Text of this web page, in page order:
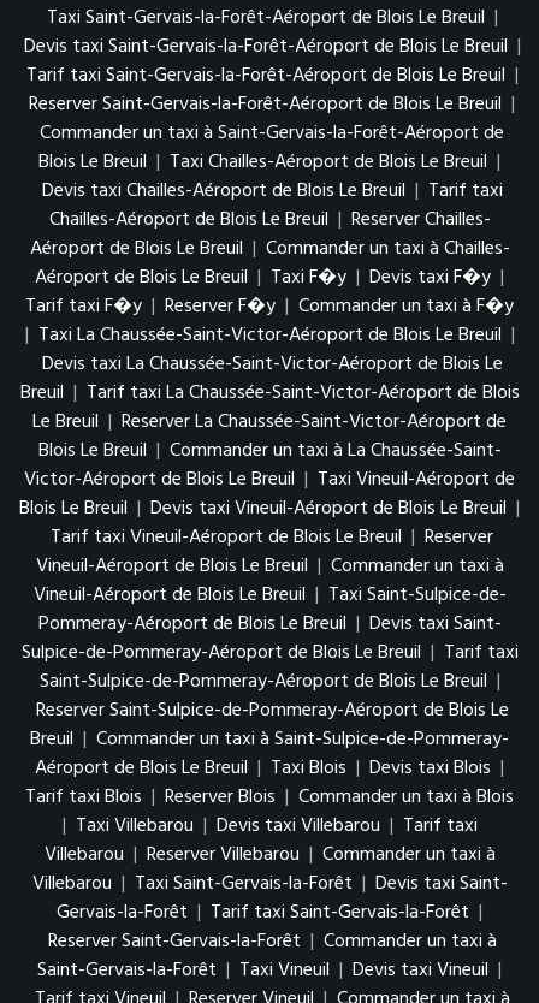
Taxi Saint-Gervais-la-Forêt-Aéroport de Blois Le Breuil |
Devis taxi Saint-Gervais-la-Forêt-Aéroport de Blois Le Breuil |
Tarif taxi Saint-Gervais-la-Forêt-Aéroport de Blois Le Breuil |
Reserver Saint-Gervais-la-Forêt-Aéroport de Blois Le Breuil |
Commander un taxi à Saint-Gervais-la-Forêt-Aéroport de
Blois Le Breuil | Taxi Chailles-Aéroport de Blois Le Breuil |
Devis taxi Chailles-Aéroport de Blois Le Breuil | Tarif taxi
Chailles-Aéroport de Blois Le Breuil | Reserver Chailles-
Aéroport de Blois Le Breuil | Commander un taxi à Chailles-
Aéroport de Blois Le Breuil | Taxi F�y | Devis taxi F�y |
Tarif taxi F�y | Reserver F�y | Commander un taxi à F�y
| Taxi La Chaussée-Saint-Victor-Aéroport de Blois Le Breuil |
Devis taxi La Chaussée-Saint-Victor-Aéroport de Blois Le
Breuil | Tarif taxi La Chaussée-Saint-Victor-Aéroport de Blois
Le Breuil | Reserver La Chaussée-Saint-Victor-Aéroport de
Blois Le Breuil | Commander un taxi à La Chaussée-Saint-
Victor-Aéroport de Blois Le Breuil | Taxi Vineuil-Aéroport de
Blois Le Breuil | Devis taxi Vineuil-Aéroport de Blois Le Breuil |
Tarif taxi Vineuil-Aéroport de Blois Le Breuil | Reserver
Vineuil-Aéroport de Blois Le Breuil | Commander un taxi à
Vineuil-Aéroport de Blois Le Breuil | Taxi Saint-Sulpice-de-
Pommeray-Aéroport de Blois Le Breuil | Devis taxi Saint-
Sulpice-de-Pommeray-Aéroport de Blois Le Breuil | Tarif taxi
Saint-Sulpice-de-Pommeray-Aéroport de Blois Le Breuil |
Reserver Saint-Sulpice-de-Pommeray-Aéroport de Blois Le
Breuil | Commander un taxi à Saint-Sulpice-de-Pommeray-
Aéroport de Blois Le Breuil | Taxi Blois | Devis taxi Blois |
Tarif taxi Blois | Reserver Blois | Commander un taxi à Blois
| Taxi Villebarou | Devis taxi Villebarou | Tarif taxi
Villebarou | Reserver Villebarou | Commander un taxi à
Villebarou | Taxi Saint-Gervais-la-Forêt | Devis taxi Saint-
Gervais-la-Forêt | Tarif taxi Saint-Gervais-la-Forêt |
Reserver Saint-Gervais-la-Forêt | Commander un taxi à
Saint-Gervais-la-Forêt | Taxi Vineuil | Devis taxi Vineuil |